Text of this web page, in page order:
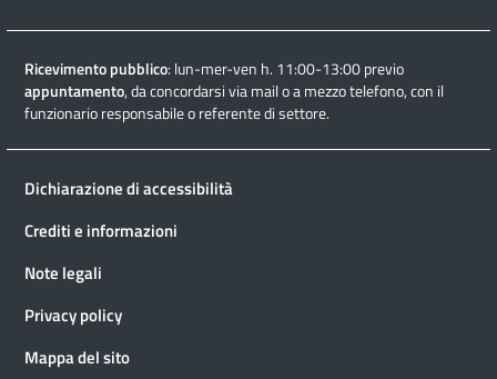
Ricevimento pubblico: lun-mer-ven h. 11:00-13:00 previo
appuntamento, da concordarsi via mail o a mezzo telefono, con il
funzionario responsabile o referente di settore.
Dichiarazione di accessibilità
Crediti e informazioni
Note legali
Privacy policy
Mappa del sito